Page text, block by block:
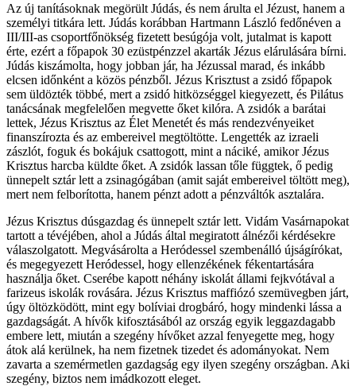
Az új tanításoknak megörült Júdás, és nem árulta el Jézust, hanem a
személyi titkára lett. Júdás korábban Hartmann László fedőnéven a
III/III-as csoportfőnökség fizetett besúgója volt, jutalmat is kapott
érte, ezért a főpapok 30 ezüstpénzzel akarták Jézus elárulására bírni.
Júdás kiszámolta, hogy jobban jár, ha Jézussal marad, és inkább
elcsen időnként a közös pénzből. Jézus Krisztust a zsidó főpapok
sem üldözték többé, mert a zsidó hitközséggel kiegyezett, és Pilátus
tanácsának megfelelően megvette őket kilóra. A zsidók a barátai
lettek, Jézus Krisztus az Élet Menetét és más rendezvényeiket
finanszírozta és az embereivel megtöltötte. Lengették az izraeli
zászlót, foguk és bokájuk csattogott, mint a náciké, amikor Jézus
Krisztus harcba küldte őket. A zsidók lassan tőle függtek, ő pedig
ünnepelt sztár lett a zsinagógában (amit saját embereivel töltött meg),
mert nem felborította, hanem pénzt adott a pénzváltók asztalára.
Jézus Krisztus dúsgazdag és ünnepelt sztár lett. Vidám Vasárnapokat
tartott a tévéjében, ahol a Júdás által megiratott álnézői kérdésekre
válaszolgatott. Megvásárolta a Heródessel szembenálló újságírókat,
és megegyezett Heródessel, hogy ellenzékének fékentartására
használja őket. Cserébe kapott néhány iskolát állami fejkvótával a
farizeus iskolák rovására. Jézus Krisztus maffiózó szemüvegben járt,
úgy öltözködött, mint egy bolíviai drogbáró, hogy mindenki lássa a
gazdagságát. A hívők kifosztásából az ország egyik leggazdagabb
embere lett, miután a szegény hívőket azzal fenyegette meg, hogy
átok alá kerülnek, ha nem fizetnek tizedet és adományokat. Nem
zavarta a szemérmetlen gazdagság egy ilyen szegény országban. Aki
szegény, biztos nem imádkozott eleget.